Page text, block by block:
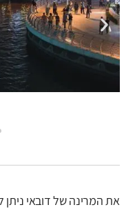
את המרינה של דובאי ניתן